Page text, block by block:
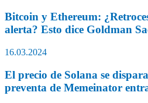
Bitcoin y Ethereum:
alerta? Esto dice Goldman
16.03.2024
El precio de Solana se
preventa de Memeinator